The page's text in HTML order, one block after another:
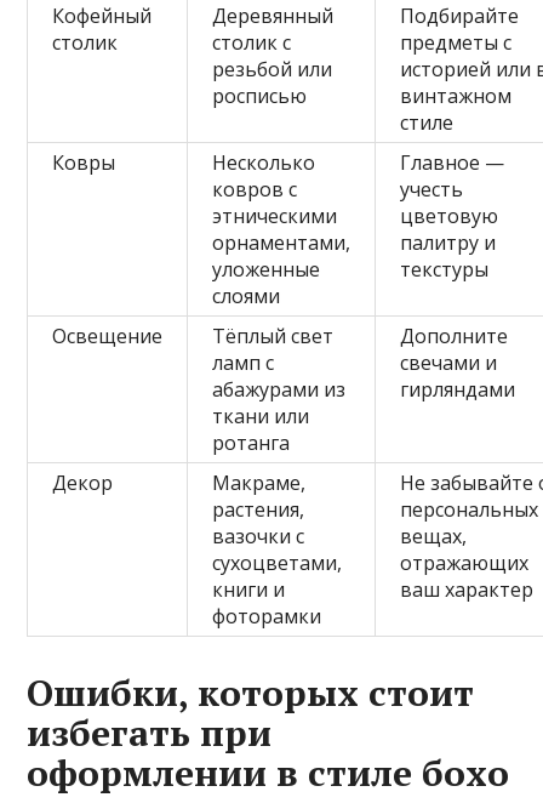
Кофейный
столик
Деревянный
столик с
резьбой или
росписью
Подбирайте
предметы с
историей или
винтажном
стиле
Ковры
Несколько
ковров с
этническими
орнаментами,
уложенные
слоями
Главное —
учесть
цветовую
палитру и
текстуры
Освещение
Тёплый свет
ламп с
абажурами из
ткани или
ротанга
Дополните
свечами и
гирляндами
Декор
Макраме,
растения,
вазочки с
сухоцветами,
книги и
фоторамки
Не забывайте
персональных
вещах,
отражающих
ваш характер
Ошибки, которых стоит
избегать при
оформлении в стиле бохо